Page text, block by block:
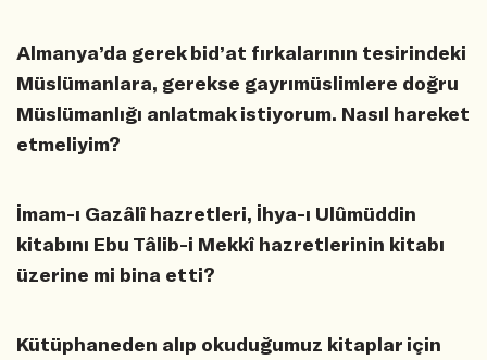
Almanya’da gerek bid’at fırkalarının tesirindeki
Müslümanlara, gerekse gayrımüslimlere doğru
Müslümanlığı anlatmak istiyorum. Nasıl hareket
etmeliyim?
İmam-ı Gazâlî hazretleri, İhya-ı Ulûmüddin
kitabını Ebu Tâlib-i Mekkî hazretlerinin kitabı
üzerine mi bina etti?
Kütüphaneden alıp okuduğumuz kitaplar için